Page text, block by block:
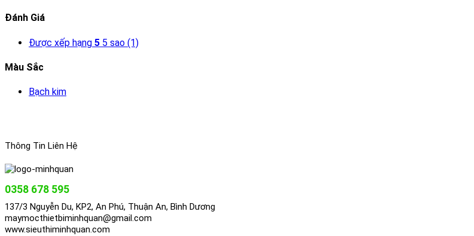
Đánh Giá
Được xếp hạng 5 5 sao (1)
Màu Sắc
Bạch kim
Thông Tin Liên Hệ
0358 678 595
137/3 Nguyễn Du, KP2, An Phú, Thuận An, Bình Dương
maymocthietbiminhquan@gmail.com
www.sieuthiminhquan.com